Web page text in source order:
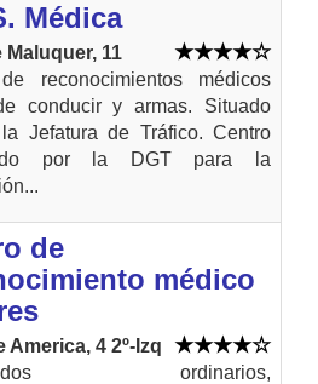
Médica
Maluquer, 11
reconocimientos médicos
conducir y armas. Situado
Jefatura de Tráfico. Centro
por la DGT para la
de
médico
America, 4 2º-Izq
ordinarios,